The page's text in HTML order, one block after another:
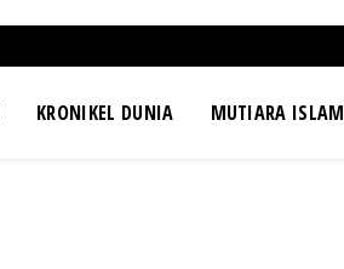
KRONIKEL DUNIA MUTIARA ISLAM